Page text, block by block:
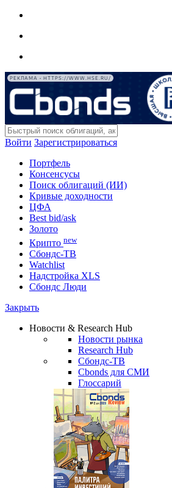
РЕКЛАМА • HTTPS://WWW.HSE.RU/
Войти Зарегистрироваться
Портфель
Консенсусы
Поиск облигаций (ИИ)
Кривые доходности
ЦФА
Best bid/ask
Золото
Крипто new
Сбондс-ТВ
Watchlist
Надстройка XLS
Сбондс Люди
Закрыть
Новости & Research Hub
Новости рынка
Research Hub
Сбондс-ТВ
Cbonds для СМИ
Глоссарий